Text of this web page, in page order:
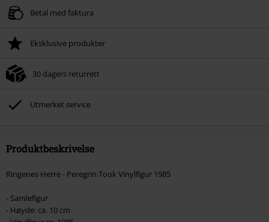
Betal med faktura
Eksklusive produkter
30 dagers returrett
Utmerket service
Produktbeskrivelse
Ringenes Herre - Peregrin Took Vinylfigur 1985
- Samlefigur
- Høyde: ca. 10 cm